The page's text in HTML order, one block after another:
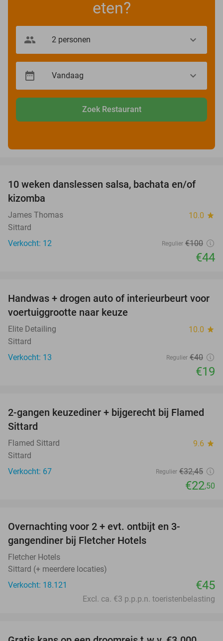
eten?
Zoek Restaurant
56%
10 weken danslessen salsa, bachata en/of
kizomba
James Thomas 10.0 star
Sittard
Verkocht: 12
Regulier €100
€44
53%
Handwas + drogen auto of interieurbeurt voor
voertuiggrootte naar keuze
Elite Detailing 10.0 star
Sittard
Verkocht: 13
Regulier €40
€19
31%
2-gangen keuzediner + bijgerecht bij Flamed
Sittard
Flamed Sittard 9.6 star
Sittard
Verkocht: 67
Regulier €32,45
€22,50
Overnachting voor 2 + evt. ontbijt en 3-
gangendiner bij Fletcher Hotels
Fletcher Hotels
Sittard (+ meerdere locaties)
Verkocht: 18.121
€45
Excl. ca. €3 p.p.p.n. toeristenbelasting